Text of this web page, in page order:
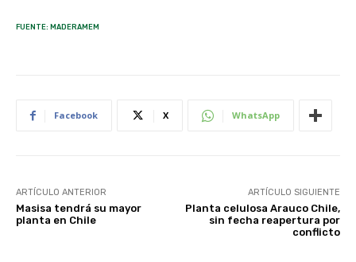
FUENTE: MADERAMEM
Facebook X WhatsApp
ARTÍCULO ANTERIOR
Masisa tendrá su mayor
planta en Chile
ARTÍCULO SIGUIENTE
Planta celulosa Arauco Chile,
sin fecha reapertura por
conflicto